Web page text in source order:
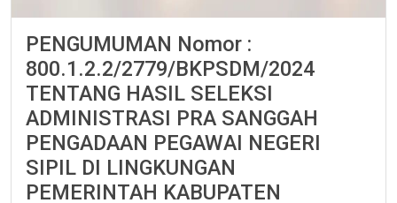
PENGUMUMAN Nomor :
800.1.2.2/2779/BKPSDM/2024
TENTANG HASIL SELEKSI
ADMINISTRASI PRA SANGGAH
PENGADAAN PEGAWAI NEGERI
SIPIL DI LINGKUNGAN
PEMERINTAH KABUPATEN